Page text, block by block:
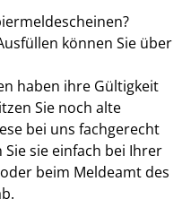
können Sie über
haben ihre Gültigkeit
Sie noch alte
bei uns fachgerecht
sie einfach bei Ihrer
beim Meldeamt des